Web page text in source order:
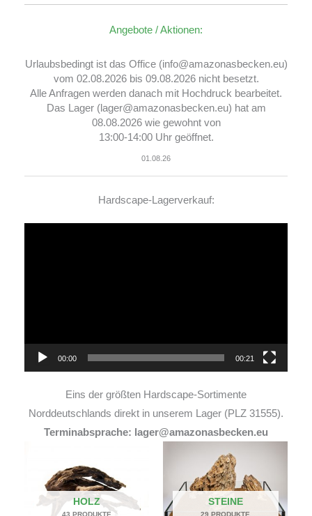
Angebote / Aktionen:
Urlaubsbedingt ist das Office (info@amazonasbecken.eu)
vom 02.08.2026 bis 09.08.2026 nicht besetzt.
Alle Anfragen werden danach mit Hochdruck bearbeitet.
Das Lager (lager@amazonasbecken.eu) hat am
08.08.2026 wie gewohnt von
13:00-14:00 Uhr geöffnet.
01.08.26
Hardscape-Lagerverkauf:
00:00 00:21
Eins der größten Hardscape-Sortimente
Norddeutschlands direkt in unserem Lager (PLZ 31555).
Terminabsprache: lager@amazonasbecken.eu
HOLZ
43 PRODUKTE
STEINE
29 PRODUKTE